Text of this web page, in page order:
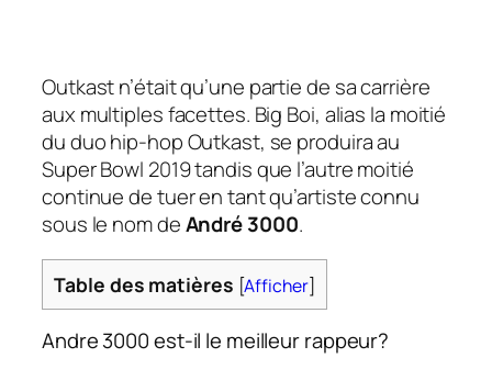
Outkast n’était qu’une partie de sa carrière
aux multiples facettes. Big Boi, alias la moitié
du duo hip-hop Outkast, se produira au
Super Bowl 2019 tandis que l’autre moitié
continue de tuer en tant qu’artiste connu
sous le nom deAndré 3000.
Table des matières [Afficher]
Andre 3000 est-il le meilleur rappeur?